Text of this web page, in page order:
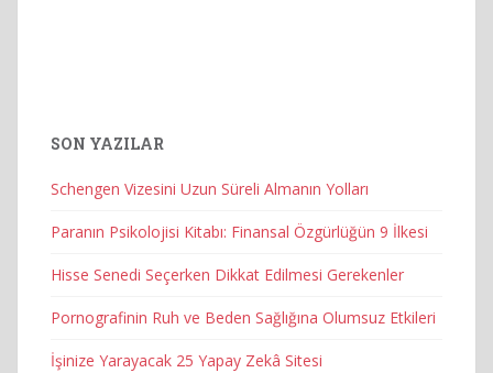
SON YAZILAR
Schengen Vizesini Uzun Süreli Almanın Yolları
Paranın Psikolojisi Kitabı: Finansal Özgürlüğün 9 İlkesi
Hisse Senedi Seçerken Dikkat Edilmesi Gerekenler
Pornografinin Ruh ve Beden Sağlığına Olumsuz Etkileri
İşinize Yarayacak 25 Yapay Zekâ Sitesi